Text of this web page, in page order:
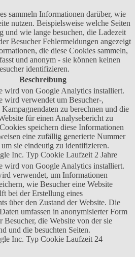
sammeln Informationen darüber, wie
nutzen. Beispielsweise welche Seiten
und wie lange besuchen, die Ladezeit
Besucher Fehlermeldungen angezeigt
die diese Cookies sammeln,
und anonym - sie können keinen
identifizieren.
Beschreibung
wird von Google Analytics installiert.
wird verwendet um Besucher-,
zu berechnen und die
für einen Analysebericht zu
speichern diese Informationen
eine zufällig generierte Nummer
sie eindeutig zu identifizieren.
Inc. Typ Cookie Laufzeit 2 Jahre
wird von Google Analytics installiert.
verwendet, um Informationen
wie Besucher eine Website
bei der Erstellung eines
über den Zustand der Website. Die
umfassen in anonymisierter Form
Besucher, die Website von der sie
und die besuchten Seiten.
Inc. Typ Cookie Laufzeit 24